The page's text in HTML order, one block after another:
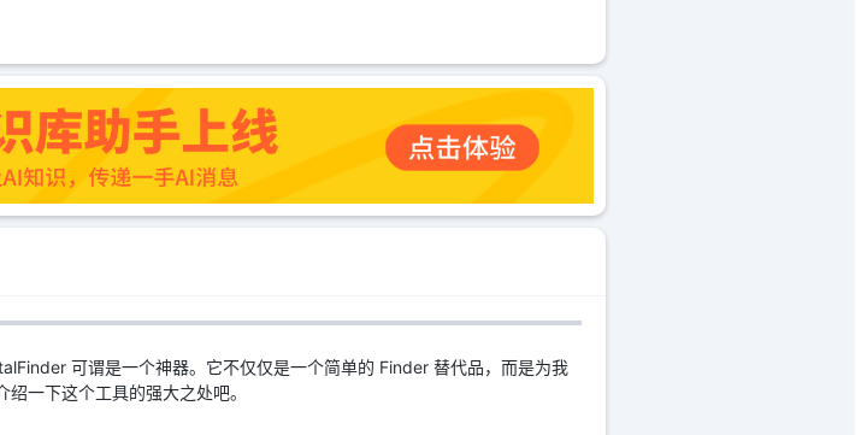
可谓是一个神器。它不仅仅是一个简单的 Finder 替代品，而是为我
一下这个工具的强大之处吧。